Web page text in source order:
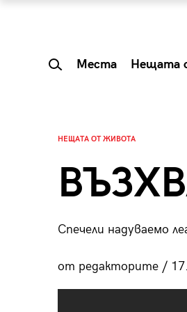
Места Нещата
НЕЩАТА ОТ ЖИВОТА
Спечели надуваемо
от редакторите /